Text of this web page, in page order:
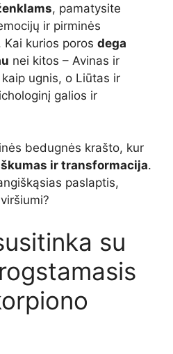
, pamatysite
ir pirminės
kurios poros dega
nei kitos – Avinas ir
ugnis, o Liūtas ir
galios ir
bedugnės krašto, kur
ir transformacija.
paslaptis,
su